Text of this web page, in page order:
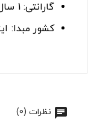
گارانتی: 1 سال
کشور مبدا:
نظرات (0)